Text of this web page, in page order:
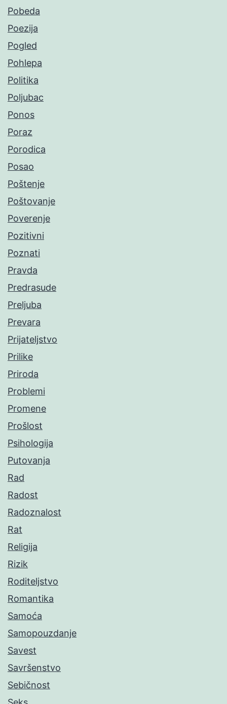
Pobeda
Poezija
Pogled
Pohlepa
Politika
Poljubac
Ponos
Poraz
Porodica
Posao
Poštenje
Poštovanje
Poverenje
Pozitivni
Poznati
Pravda
Predrasude
Preljuba
Prevara
Prijateljstvo
Prilike
Priroda
Problemi
Promene
Prošlost
Psihologija
Putovanja
Rad
Radost
Radoznalost
Rat
Religija
Rizik
Roditeljstvo
Romantika
Samoća
Samopouzdanje
Savest
Savršenstvo
Sebičnost